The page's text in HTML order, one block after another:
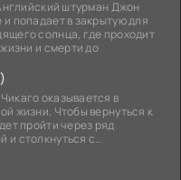
штурман Джон
попадает в закрытую для
солнца, где проходит
и смерти до
оказывается в
жизни. Чтобы вернуться к
пройти через ряд
и столкнуться с